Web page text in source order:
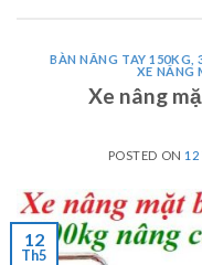
BÀN NÂNG TAY 150KG,
XE NÂNG
Xe nâng
POSTED ON
12
Th5